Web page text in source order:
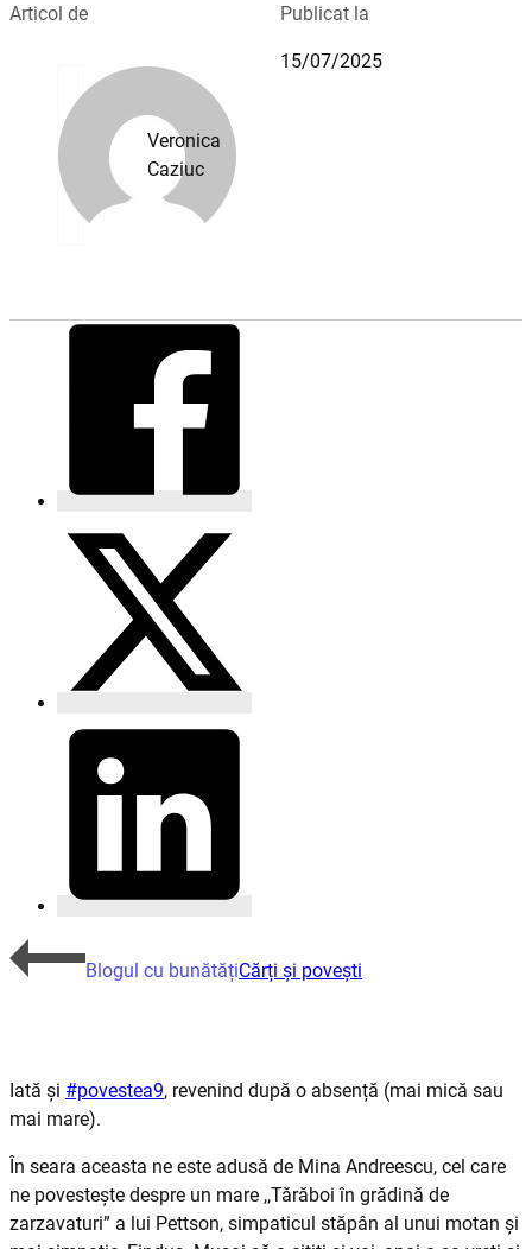
Articol de
Veronica
Caziuc
Publicat la
15/07/2025
Blogul cu bunătățiCărți și povești
Iată și #povestea9, revenind după o absență (mai mică sau
mai mare).
În seara aceasta ne este adusă de Mina Andreescu, cel care
ne povestește despre un mare ,,Tărăboiîn grădină de
zarzavaturi” a lui Pettson, simpaticul stăpân al unui motan și